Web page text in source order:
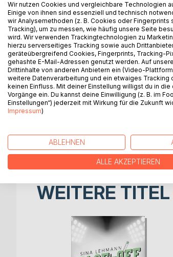
BESCHREIBUNG
Wehe, du küsst mich!
Physiotherapeutin Alex Pounder
L.A. Roadies, ein Footballverein,
Myles Hutchinson, ältester
Alex trifft. Ihre freche Art und
Es beginnt eine aufregende,
AUTOR/IN
WEITERE TITEL
Wir nutzen Cookies und vergleichbare Technologien
Einige von ihnen sind essenziell und technisch
wir Analysemethoden (z. B. Cookies oder
Tracking), um zu messen, wie häufig unsere Seite
wird. Wir verwenden Trackingtechnologien zu
hierzu serverseitiges Tracking sowie auch
geräteübergreifend Cookies, Fingerprints, Tracking-
gehashte E-Mail-Adressen genutzt werden. Auf
Drittinhalte von anderen Anbietern ein (Video-
weitere Datenverarbeitung und ein etwaiges Tracking
keinen Einfluss. Mit deiner Einstellung willigst du in
Vorgänge ein. Du kannst deine Einwilligung (z. B. im
Einstellungen“) jederzeit mit Wirkung für die Zukunft
Impressum)
ABLEHNEN
ALLE AKZEPTIEREN